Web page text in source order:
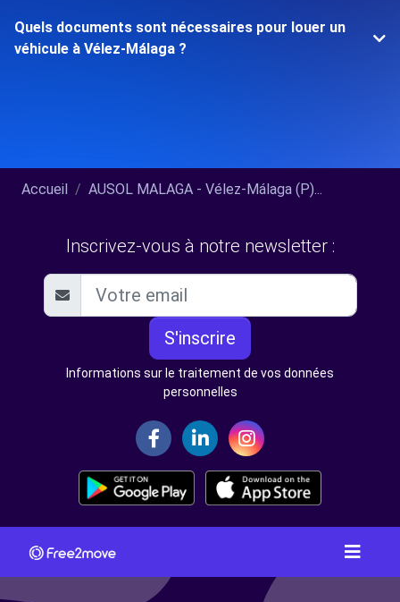
Quels documents sont nécessaires pour louer un
véhicule à Vélez-Málaga ?
Accueil AUSOL MALAGA - Vélez-Málaga (P)...
Inscrivez-vous à notre newsletter :
S'inscrire
Informations sur le traitement de vos données
personnelles